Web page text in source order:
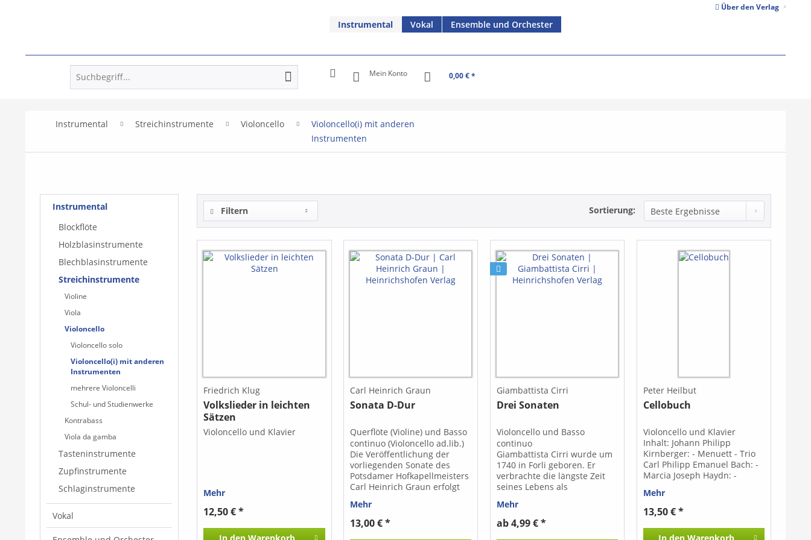
Über den Verlag
Instrumental Vokal Ensemble und Orchester
Mein Konto 0,00 € *
Instrumental Streichinstrumente Violoncello
Violoncello(i) mit anderen
Instrumenten
Instrumental
Blockflöte
Holzblasinstrumente
Blechblasinstrumente
Streichinstrumente
Violine
Viola
Violoncello
Violoncello solo
Violoncello(i) mit anderen
Instrumenten
mehrere Violoncelli
Schul- und Studienwerke
Kontrabass
Viola da gamba
Tasteninstrumente
Zupfinstrumente
Schlaginstrumente
Vokal
Filtern Sortierung:
Friedrich Klug
Volkslieder in leichten
Sätzen
Violoncello und Klavier
Mehr
12,50 € *
Carl Heinrich Graun
Sonata D-Dur
Querflöte (Violine) und Basso
continuo (Violoncello ad.lib.)
Die Veröffentlichung der
vorliegenden Sonate des
Potsdamer Hofkapellmeisters
Carl Heinrich Graun erfolgt
Sächsischen
Landesbibliothek Dresden
befindlichen Handschrift. Das
Mehr
13,00 € *
Giambattista Cirri
Drei Sonaten
Violoncello und Basso
continuo
Giambattista Cirri wurde um
1740 in Forli geboren. Er
verbrachte die längste Zeit
seines Lebens als
kehrte dann aber nach Italien
zurück, wo er 1808 starb.Die
drei Sonaten stellen
Mehr
ab 4,99 € *
Peter Heilbut
Cellobuch
Violoncello und Klavier
Inhalt: Johann Philipp
Kirnberger: - Menuett - Trio
Carl Philipp Emanuel Bach: -
Marcia Joseph Haydn: -
Trio Wolfgang Amadeus
Mozart: - Deutscher Tanz -
Trio Franz Schubert: - Sechs
Ecossaisen Georg Friedrich
Mehr
13,50 € *